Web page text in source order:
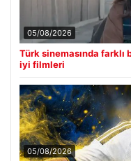
05/08/2026
Türk sinemasında farklı
iyi filmleri
05/08/2026